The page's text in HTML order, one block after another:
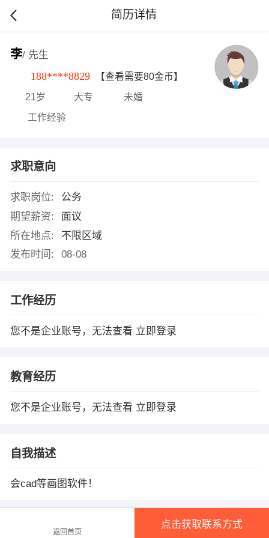
简历详情
李/ 先生
188****8829 【查看需要80金币】
21岁 大专 未婚
工作经验
求职意向
求职岗位:
公务
期望薪资:
面议
所在地点:
不限区域
发布时间:
08-08
工作经历
您不是企业账号，无法查看 立即登录
教育经历
您不是企业账号，无法查看 立即登录
自我描述
会cad等画图软件！
温馨提示返回首页
点击获取联系方式